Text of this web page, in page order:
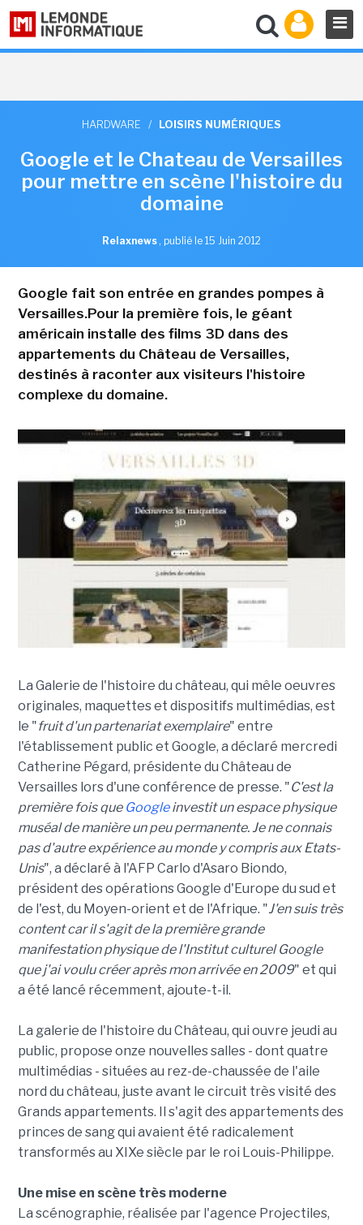
HARDWARE / LOISIRS NUMÉRIQUES
Google et le Chateau de Versailles
pour mettre en scène l'histoire du
domaine
Relaxnews , publié le 15 Juin 2012
Google fait son entrée en grandes pompes à
Versailles.Pour la première fois, le géant
américain installe des films 3D dans des
appartements du Château de Versailles,
destinés à raconter aux visiteurs l'histoire
complexe du domaine.
La Galerie de l'histoire du château, qui mêle oeuvres
originales, maquettes et dispositifs multimédias, est
le "fruit d'un partenariat exemplaire" entre
l'établissement public et Google, a déclaré mercredi
Catherine Pégard, présidente du Château de
Versailles lors d'une conférence de presse. "C'est la
première fois que Googleinvestit un espace physique
muséal de manière un peu permanente. Je ne connais
pas d'autre expérience au monde y compris aux Etats-
Unis", a déclaré à l'AFP Carlo d'Asaro Biondo,
président des opérations Google d'Europe du sud et
de l'est, du Moyen-orient et de l'Afrique. "J'en suis très
content car il s'agit de la première grande
manifestation physique de l'Institut culturel Google
que j'ai voulu créer après mon arrivée en 2009" et qui
a été lancé récemment, ajoute-t-il.
La galerie de l'histoire du Château, qui ouvre jeudi au
public, propose onze nouvelles salles - dont quatre
multimédias - situées au rez-de-chaussée de l'aile
nord du château, juste avant le circuit très visité des
Grands appartements. Il s'agit des appartements des
princes de sang qui avaient été radicalement
transformés au XIXe siècle par le roi Louis-Philippe.
Une mise en scène très moderne
La scénographie, réalisée par l'agence Projectiles,